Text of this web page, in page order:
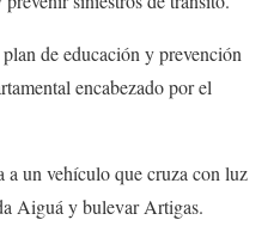
de educación y prevención
encabezado por el
a un vehículo que cruza con luz
Aiguá y bulevar Artigas.